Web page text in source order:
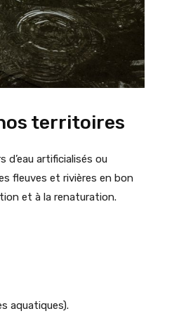
territoires
d’eau artificialisés ou
fleuves et rivières en bon
et à la renaturation.
aquatiques).